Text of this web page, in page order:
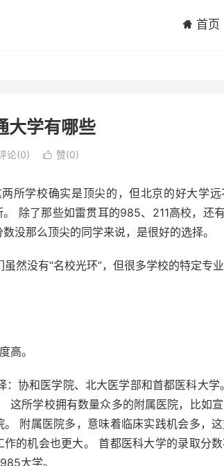
首页
大学有哪些
论(0)  赞(0)
所学校确实是顶尖的，但北京的好大学
除了那些如雷贯耳的985、211高校，还
没那么顶尖的同学来说，是很好的选择。
然没有“名校光环”，但很多学校的特定专
高。
：协和医学院、北大医学部和首都医科大
这所学校拥有数量众多的附属医院，比如
附属医院多，意味着临床实践机会多，
的机会也更大。 首都医科大学的录取分
大学。